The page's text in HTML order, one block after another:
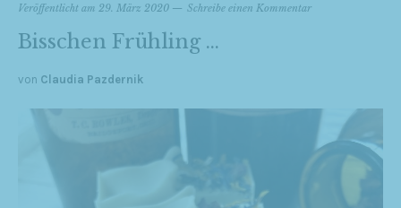
Veröffentlicht am 29. März 2020 Schreibe einen Kommentar
Bisschen Frühling …
von Claudia Pazdernik